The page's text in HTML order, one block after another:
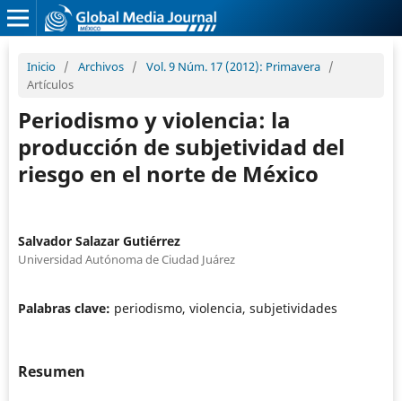
Inicio / Archivos / Vol. 9 Núm. 17 (2012): Primavera /
Artículos
Periodismo y violencia: la
producción de subjetividad del
riesgo en el norte de México
Salvador Salazar Gutiérrez
Universidad Autónoma de Ciudad Juárez
Palabras clave: periodismo, violencia, subjetividades
Resumen